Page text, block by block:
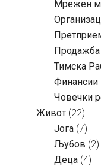
Мрежен
Продажба
Тимска
Финансии
Човечки
Живот (22)
Јога (7)
Љубов (2)
Деца (4)